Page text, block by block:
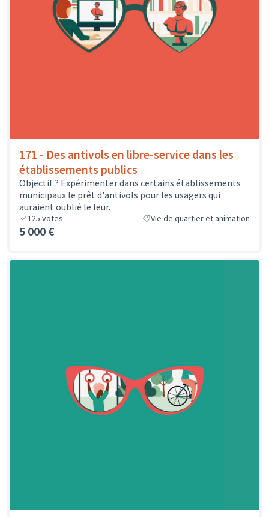
171 - Des antivols en libre-service dans les
établissements publics
Objectif ? Expérimenter dans certains établissements
municipaux le prêt d'antivols pour les usagers qui
auraient oublié le leur.
125 votes Vie de quartier et animation
5 000 €